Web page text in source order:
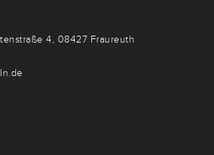
4, 08427 Fraureuth